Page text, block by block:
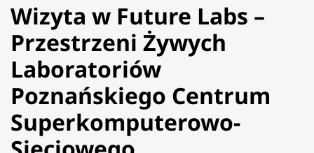
Wizyta w Future Labs –
Przestrzeni Żywych
Laboratoriów
Poznańskiego Centrum
Superkomputerowo-